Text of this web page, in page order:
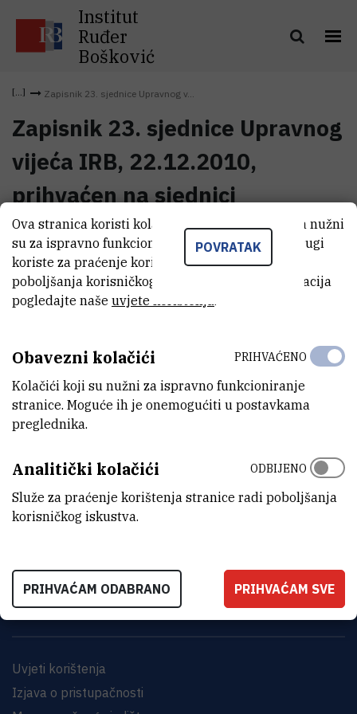
Institut
Ruđer
Bošković
Zapisnik 23. sjednice Upravnog v...
Zapisnik 23. sjednice Upravnog
vijeća IRB, 22.12.2010,
prihvaćen na sjednici
Zapisnik 23. sjednice Upravnog
vijeća IRB, 22.12.2010, prihvaćen
na sjednici
(2,5 MB)
INSTITUT RUĐER BOŠKOVIĆ
Bijenička cesta 54, 10000 Zagreb
Uvjeti korištenja
Izjava o pristupačnosti
POVRATAK
Ova stranica koristi kolačiće. Neki od tih kolačića nužni
su za ispravno funkcioniranje stranice, dok se drugi
koriste za praćenje korištenja stranice radi
poboljšanja korisničkog iskustva. Za više informacija
pogledajte naše uvjete korištenja.
Obavezni kolačići
Kolačići koji su nužni za ispravno funkcioniranje
stranice. Moguće ih je onemogućiti u postavkama
preglednika.
PRIHVAĆENO
Analitički kolačići
Služe za praćenje korištenja stranice radi poboljšanja
korisničkog iskustva.
ODBIJENO
PRIHVAĆAM ODABRANO PRIHVAĆAM SVE